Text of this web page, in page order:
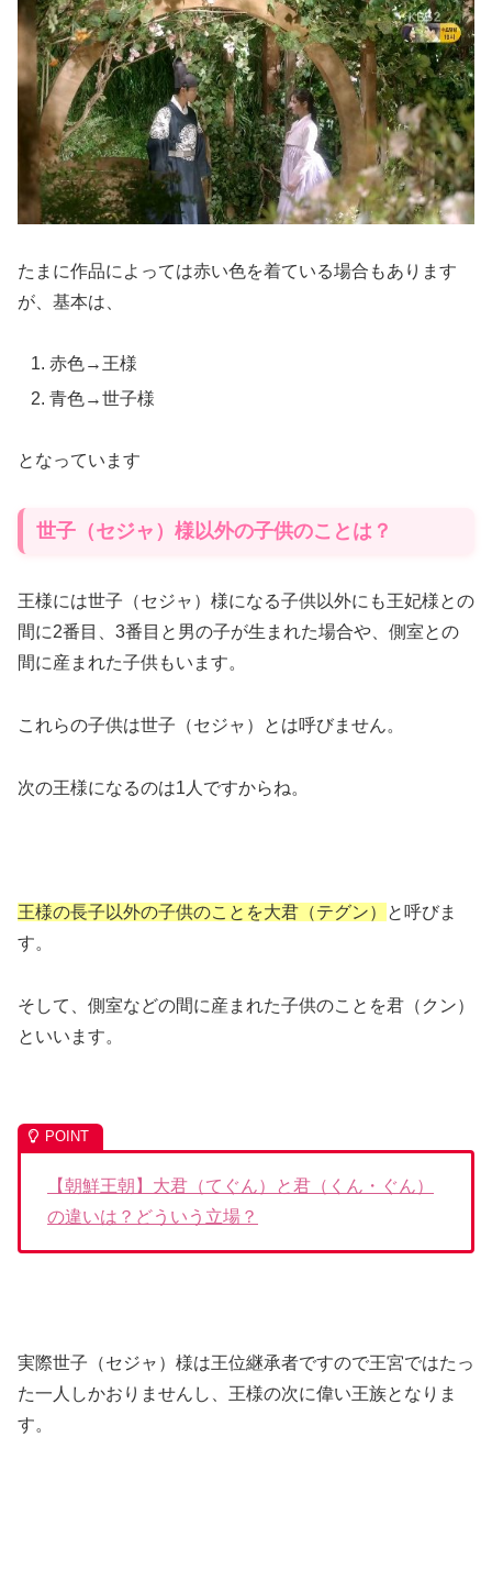
たまに作品によっては赤い色を着ている場合もあります
が、基本は、
赤色→王様
青色→世子様
となっています
世子（セジャ）様以外の子供のことは？
王様には世子（セジャ）様になる子供以外にも王妃様との
間に2番目、3番目と男の子が生まれた場合や、側室との
間に産まれた子供もいます。
これらの子供は世子（セジャ）とは呼びません。
次の王様になるのは1人ですからね。
王様の長子以外の子供のことを大君（テグン）
と呼びま
す。
そして、側室などの間に産まれた子供のことを君（クン）
といいます。
【朝鮮王朝】大君（てぐん）と君（くん・ぐん）
の違いは？どういう立場？
実際世子（セジャ）様は王位継承者ですので王宮ではたっ
た一人しかおりませんし、王様の次に偉い王族となりま
す。